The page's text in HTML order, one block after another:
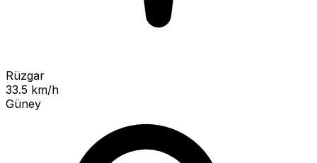
Rüzgar
33.5 km/h
Güney